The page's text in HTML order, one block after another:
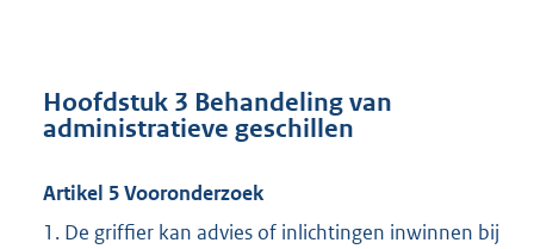
Hoofdstuk 3 Behandeling van
administratieve geschillen
Artikel 5 Vooronderzoek
1. De griffier kan advies of inlichtingen inwinnen bij